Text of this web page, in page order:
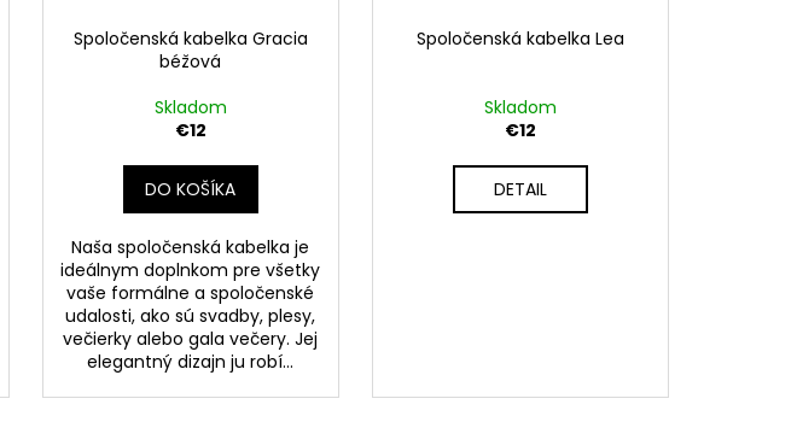
Spoločenská kabelka Gracia
béžová
Skladom
€12
DO KOŠÍKA
Naša spoločenská kabelka je
ideálnym doplnkom pre všetky
vaše formálne a spoločenské
udalosti, ako sú svadby, plesy,
večierky alebo gala večery. Jej
elegantný dizajn ju robí...
Spoločenská kabelka Lea
Skladom
€12
DETAIL